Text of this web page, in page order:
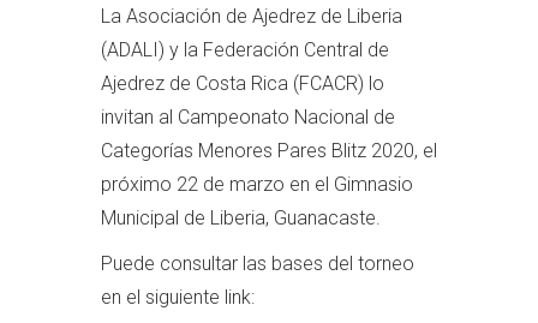
La Asociación de Ajedrez de Liberia
(ADALI) y la Federación Central de
Ajedrez de Costa Rica (FCACR) lo
invitan al Campeonato Nacional de
Categorías Menores Pares Blitz 2020, el
próximo 22 de marzo en el Gimnasio
Municipal de Liberia, Guanacaste.
Puede consultar las bases del torneo
en el siguiente link: